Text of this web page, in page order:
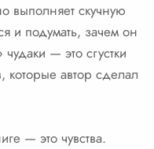
выполняет скучную
и подумать, зачем он
— это сгустки
которые автор сделал
— это чувства.